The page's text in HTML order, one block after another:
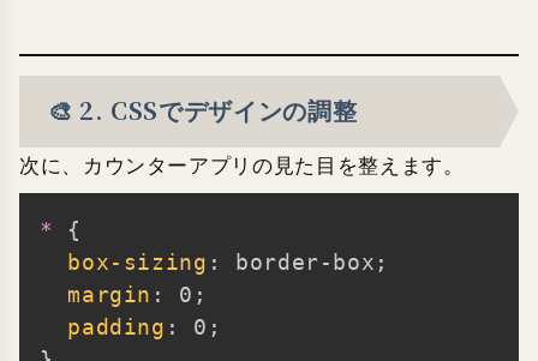
🎨 2. CSSでデザインの調整
次に、カウンターアプリの見た目を整えます。
*
{
box-sizing : border-box ;
margin : 0 ;
padding : 0 ;